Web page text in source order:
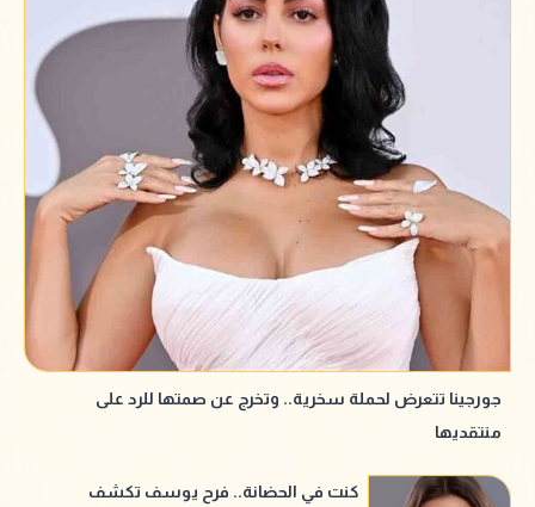
جورجينا تتعرض لحملة سخرية.. وتخرج عن صمتها للرد على
منتقديها
كنت في الحضانة.. فرح يوسف تكشف